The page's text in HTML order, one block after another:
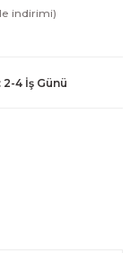
indirimi)
4 İş Günü